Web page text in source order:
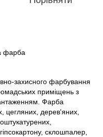
фарба
захисного фарбування
приміщень з
Фарба
цегляних, дерев'яних,
склошпалер,